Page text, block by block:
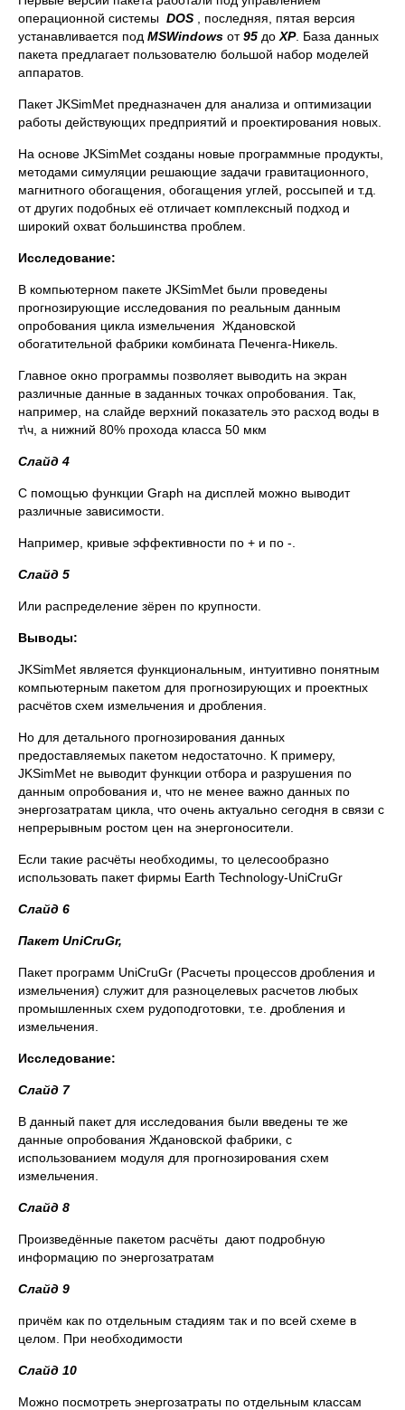
операционной системы DOS , последняя, пятая версия
устанавливается под MSWindows от95 до XP. База данных
пакета предлагает пользователю большой набор моделей
аппаратов.
Пакет JKSimMet предназначен для анализа и оптимизации
работы действующих предприятий и проектирования новых.
На основе JKSimMet созданы новые программные продукты,
методами симуляции решающие задачи гравитационного,
магнитного обогащения, обогащения углей, россыпей и т.д.
от других подобных её отличает комплексный подход и
широкий охват большинства проблем.
Исследование:
В компьютерном пакете JKSimMet были проведены
прогнозирующие исследования по реальным данным
опробования цикла измельчения Ждановской
обогатительной фабрики комбината Печенга-Никель.
Главное окно программы позволяет выводить на экран
различные данные в заданных точках опробования. Так,
например, на слайде верхний показатель это расход воды в
т\ч, а нижний 80% прохода класса 50 мкм
Слайд 4
С помощью функции Graph на дисплей можно выводит
различные зависимости.
Например, кривые эффективности по + и по -.
Слайд 5
Или распределение зёрен по крупности.
Выводы:
JKSimMet является функциональным, интуитивно понятным
компьютерным пакетом для прогнозирующих и проектных
расчётов схем измельчения и дробления.
Но для детального прогнозирования данных
предоставляемых пакетом недостаточно. К примеру,
JKSimMet не выводит функции отбора и разрушения по
данным опробования и, что не менее важно данных по
энергозатратам цикла, что очень актуально сегодня в связи с
непрерывным ростом цен на энергоносители.
Если такие расчёты необходимы, то целесообразно
использовать пакет фирмы Earth Technology-UniCruGr
Слайд 6
Пакет UniCruGr,
Пакет программ UniCruGr (Расчеты процессов дробления и
измельчения) служит для разноцелевых расчетов любых
промышленных схем рудоподготовки, т.е. дробления и
измельчения.
Исследование:
Слайд 7
В данный пакет для исследования были введены те же
данные опробования Ждановской фабрики, с
использованием модуля для прогнозирования схем
измельчения.
Слайд 8
Произведённые пакетом расчёты дают подробную
информацию по энергозатратам
Слайд 9
причём как по отдельным стадиям так и по всей схеме в
целом. При необходимости
Слайд 10
Можно посмотреть энергозатраты по отдельным классам